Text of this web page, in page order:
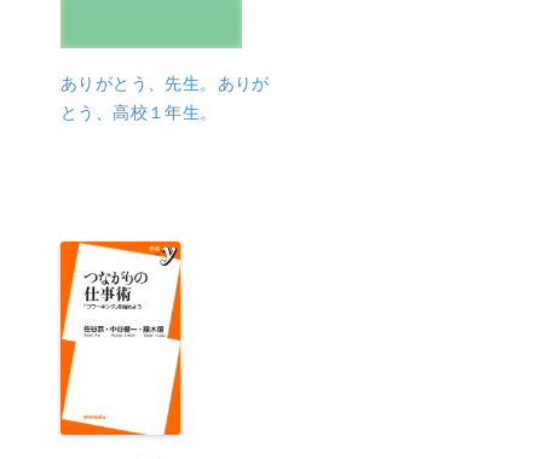
ありがとう、先生。ありが
とう、高校１年生。